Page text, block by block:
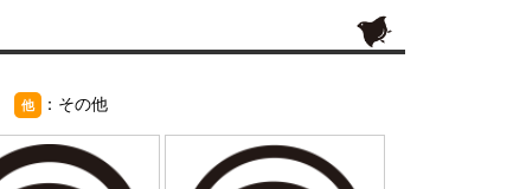
他 ：その他